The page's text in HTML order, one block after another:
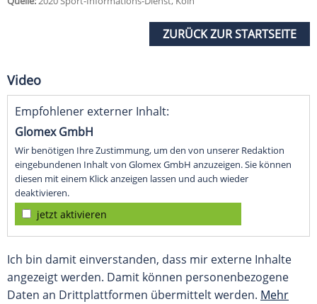
ZURÜCK ZUR STARTSEITE
Video
Empfohlener externer Inhalt:
Glomex GmbH
Wir benötigen Ihre Zustimmung, um den von unserer Redaktion
eingebundenen Inhalt von Glomex GmbH anzuzeigen. Sie können
diesen mit einem Klick anzeigen lassen und auch wieder
deaktivieren.
jetzt aktivieren
Ich bin damit einverstanden, dass mir externe Inhalte
angezeigt werden. Damit können personenbezogene
Daten an Drittplattformen übermittelt werden. Mehr